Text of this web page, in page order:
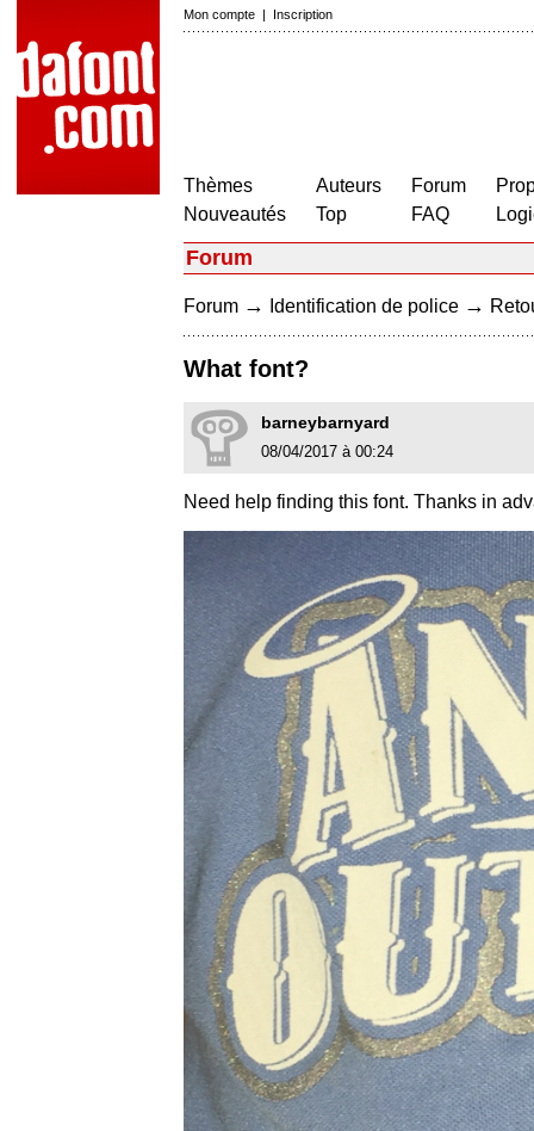
Mon compte | Inscription
Thèmes
Nouveautés
Auteurs
Top
Forum
FAQ
Forum
Forum → Identification de police →
What font?
barneybarnyard
08/04/2017 à 00:24
Need help finding this font. Thanks in